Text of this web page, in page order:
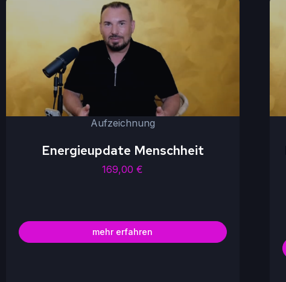
Aufzeichnung
Energieupdate Menschheit
169,00€
mehr erfahren